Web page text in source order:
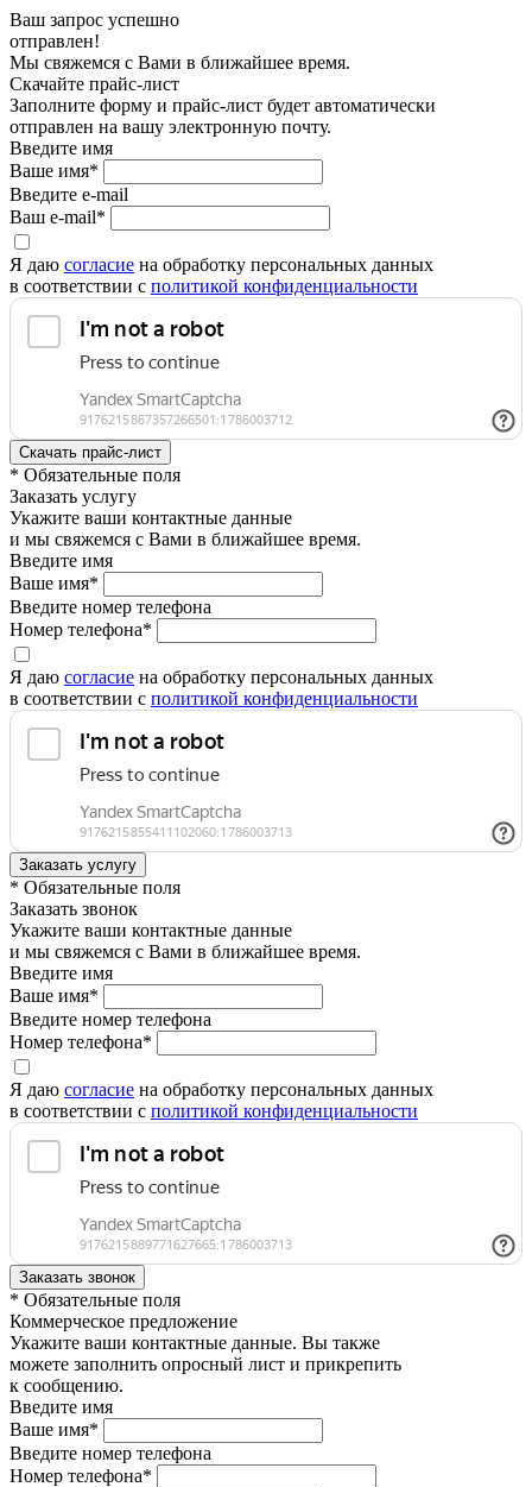
Ваш запрос успешно
отправлен!
Мы свяжемся с Вами в ближайшее время.
Скачайте прайс-лист
Заполните форму и прайс-лист будет автоматически
отправлен на вашу электронную почту.
Введите имя
Ваше имя*
Введите e-mail
Ваш e-mail*
Я даю согласие на обработку персональных данных
в соответствии с политикой конфиденциальности
* Обязательные поля
Заказать услугу
Укажите ваши контактные данные
и мы свяжемся с Вами в ближайшее время.
Введите имя
Ваше имя*
Введите номер телефона
Номер телефона*
Я даю согласие на обработку персональных данных
в соответствии с политикой конфиденциальности
* Обязательные поля
Заказать звонок
Укажите ваши контактные данные
и мы свяжемся с Вами в ближайшее время.
Введите имя
Ваше имя*
Введите номер телефона
Номер телефона*
Я даю согласие на обработку персональных данных
в соответствии с политикой конфиденциальности
* Обязательные поля
Коммерческое предложение
Укажите ваши контактные данные. Вы также
можете заполнить опросный лист и прикрепить
к сообщению.
Введите имя
Ваше имя*
Введите номер телефона
Номер телефона*